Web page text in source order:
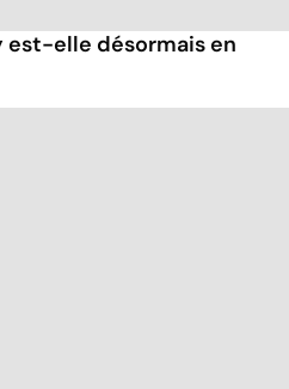
est-elle désormais en